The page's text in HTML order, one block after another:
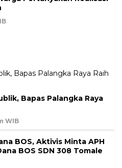
Bapas Palangka Raya
WIB
BOS, Aktivis Minta APH
BOS SDN 308 Tomale